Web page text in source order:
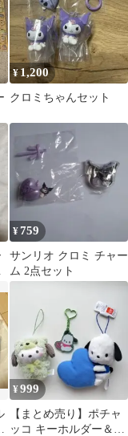
¥1,200
クロミちゃんセット
¥759
サンリオ クロミ チャー
ム 2点セット
¥999
【まとめ売り】ポチャ
ッコ キーホルダー＆ぬ